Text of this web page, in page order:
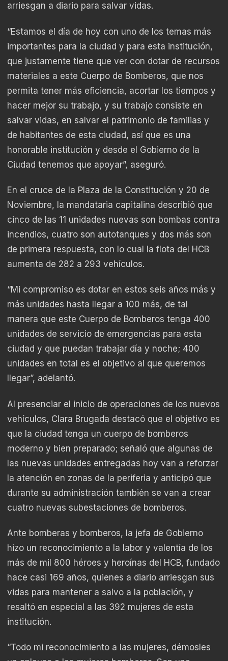
arriesgan a diario para salvar vidas.
“Estamos el día de hoy con uno de los temas más
importantes para la ciudad y para esta institución,
que justamente tiene que ver con dotar de recursos
materiales a este Cuerpo de Bomberos, que nos
permita tener más eficiencia, acortar los tiempos y
hacer mejor su trabajo, y su trabajo consiste en
salvar vidas, en salvar el patrimonio de familias y
de habitantes de esta ciudad, así que es una
honorable institución y desde el Gobierno de la
Ciudad tenemos que apoyar”, aseguró.
En el cruce de la Plaza de la Constitución y 20 de
Noviembre, la mandataria capitalina describió que
cinco de las 11 unidades nuevas son bombas contra
incendios, cuatro son autotanques y dos más son
de primera respuesta, con lo cual la flota del HCB
aumenta de 282 a 293 vehículos.
“Mi compromiso es dotar en estos seis años más y
más unidades hasta llegar a 100 más, de tal
manera que este Cuerpo de Bomberos tenga 400
unidades de servicio de emergencias para esta
ciudad y que puedan trabajar día y noche; 400
unidades en total es el objetivo al que queremos
llegar”, adelantó.
Al presenciar el inicio de operaciones de los nuevos
vehículos, Clara Brugada destacó que el objetivo es
que la ciudad tenga un cuerpo de bomberos
moderno y bien preparado; señaló que algunas de
las nuevas unidades entregadas hoy van a reforzar
la atención en zonas de la periferia y anticipó que
durante su administración también se van a crear
cuatro nuevas subestaciones de bomberos.
Ante bomberas y bomberos, la jefa de Gobierno
hizo un reconocimiento a la labor y valentía de los
más de mil 800 héroes y heroínas del HCB, fundado
hace casi 169 años, quienes a diario arriesgan sus
vidas para mantener a salvo a la población, y
resaltó en especial a las 392 mujeres de esta
institución.
“Todo mi reconocimiento a las mujeres, démosles